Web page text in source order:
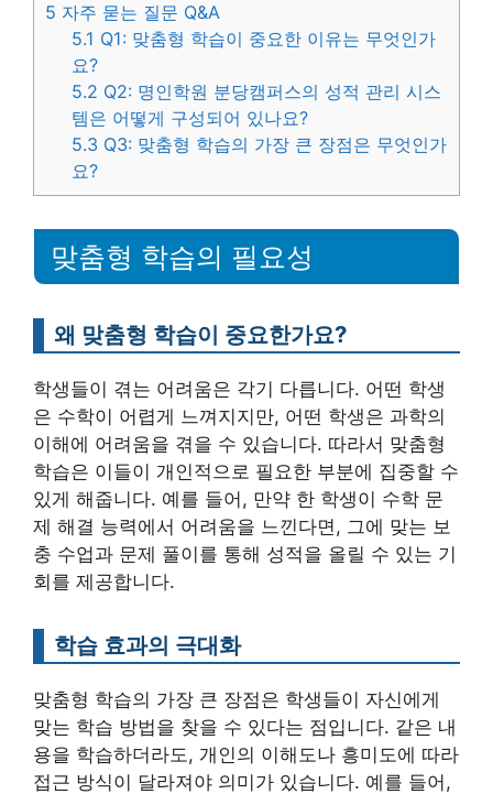
5 자주 묻는 질문 Q&A
5.1 Q1: 맞춤형 학습이 중요한 이유는 무엇인가
요?
5.2 Q2: 명인학원 분당캠퍼스의 성적 관리 시스
템은 어떻게 구성되어 있나요?
5.3 Q3: 맞춤형 학습의 가장 큰 장점은 무엇인가
요?
맞춤형 학습의 필요성
왜 맞춤형 학습이 중요한가요?
학생들이 겪는 어려움은 각기 다릅니다. 어떤 학생
은 수학이 어렵게 느껴지지만, 어떤 학생은 과학의
이해에 어려움을 겪을 수 있습니다. 따라서 맞춤형
학습은 이들이 개인적으로 필요한 부분에 집중할 수
있게 해줍니다. 예를 들어, 만약 한 학생이 수학 문
제 해결 능력에서 어려움을 느낀다면, 그에 맞는 보
충 수업과 문제 풀이를 통해 성적을 올릴 수 있는 기
회를 제공합니다.
학습 효과의 극대화
맞춤형 학습의 가장 큰 장점은 학생들이 자신에게
맞는 학습 방법을 찾을 수 있다는 점입니다. 같은 내
용을 학습하더라도, 개인의 이해도나 흥미도에 따라
접근 방식이 달라져야 의미가 있습니다. 예를 들어,